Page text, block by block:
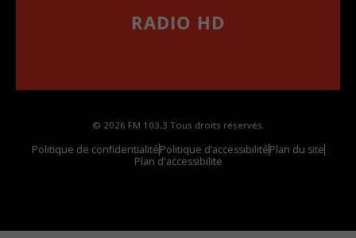
RADIO HD
© 2026 FM 103,3 Tous droits réservés.
Politique de confidentialitéPolitique d’accessibilitéPlan du site
Plan d'accessibilite